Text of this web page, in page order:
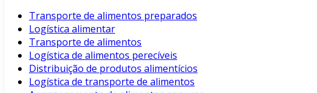
Transporte de alimentos preparados
Logística alimentar
Transporte de alimentos
Logística de alimentos perecíveis
Distribuição de produtos alimentícios
Logística de transporte de alimentos